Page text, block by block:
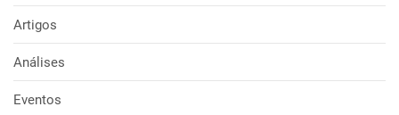
Artigos
Análises
Eventos